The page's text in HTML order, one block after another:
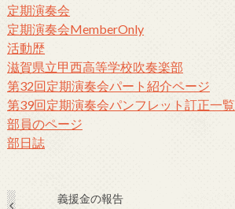
定期演奏会
定期演奏会MemberOnly
活動歴
滋賀県立甲西高等学校吹奏楽部
第32回定期演奏会パート紹介ページ
第39回定期演奏会パンフレット訂正一覧
部員のページ
部日誌
義援金の報告